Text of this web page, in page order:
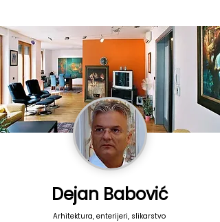
Dejan Babović
Arhitektura, enterijeri, slikarstvo